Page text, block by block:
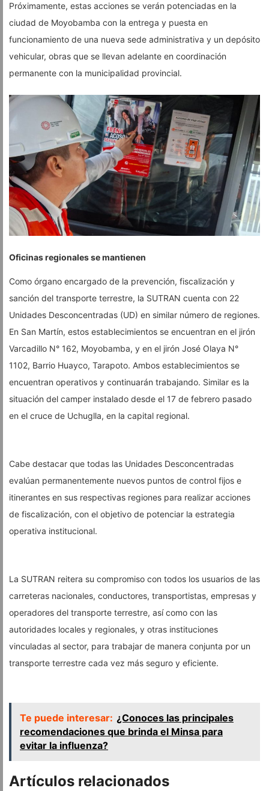
Próximamente, estas acciones se verán potenciadas en la
ciudad de Moyobamba con la entrega y puesta en
funcionamiento de una nueva sede administrativa y un depósito
vehicular, obras que se llevan adelante en coordinación
permanente con la municipalidad provincial.
Oficinas regionales se mantienen
Como órgano encargado de la prevención, fiscalización y
sanción del transporte terrestre, la SUTRAN cuenta con 22
Unidades Desconcentradas (UD) en similar número de regiones.
En San Martín, estos establecimientos se encuentran en el jirón
Varcadillo N° 162, Moyobamba, y en el jirón José Olaya N°
1102, Barrio Huayco, Tarapoto. Ambos establecimientos se
encuentran operativos y continuarán trabajando. Similar es la
situación del camper instalado desde el 17 de febrero pasado
en el cruce de Uchuglla, en la capital regional.
Cabe destacar que todas las Unidades Desconcentradas
evalúan permanentemente nuevos puntos de control fijos e
itinerantes en sus respectivas regiones para realizar acciones
de fiscalización, con el objetivo de potenciar la estrategia
operativa institucional.
La SUTRAN reitera su compromiso con todos los usuarios de las
carreteras nacionales, conductores, transportistas, empresas y
operadores del transporte terrestre, así como con las
autoridades locales y regionales, y otras instituciones
vinculadas al sector, para trabajar de manera conjunta por un
transporte terrestre cada vez más seguro y eficiente.
Te puede interesar: ¿Conoces las principales
recomendaciones que brinda el Minsa para
evitar la influenza?
Artículos relacionados